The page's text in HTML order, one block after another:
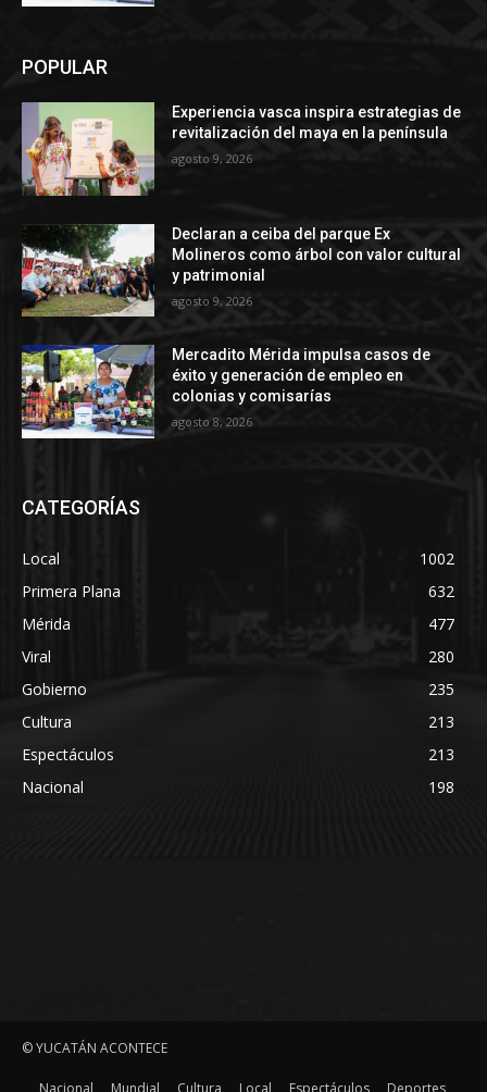
POPULAR
Experiencia vasca inspira estrategias de
revitalización del maya en la península
agosto 9, 2026
Declaran a ceiba del parque Ex
Molineros como árbol con valor cultural
y patrimonial
agosto 9, 2026
Mercadito Mérida impulsa casos de
éxito y generación de empleo en
colonias y comisarías
agosto 8, 2026
CATEGORÍAS
Local
1002
Primera Plana
632
Mérida
477
Viral
280
Gobierno
235
Cultura
213
Espectáculos
213
Nacional
198
© YUCATÁN ACONTECE